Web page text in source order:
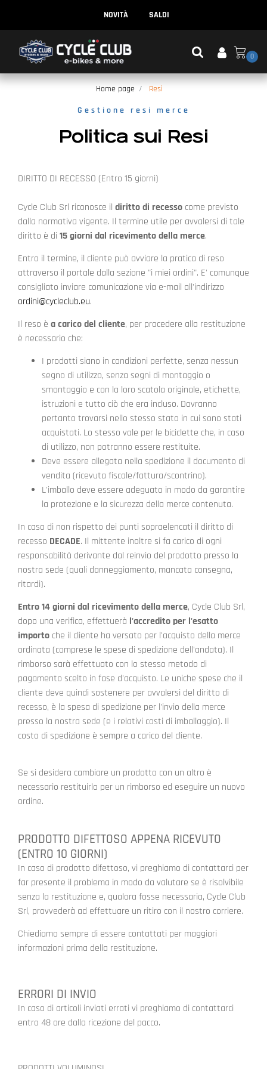
NOVITÀ SALDI
0
Home page Resi
Gestione resi merce
Politica sui Resi
DIRITTO DI RECESSO (Entro 15 giorni)
Cycle Club Srl riconosce il diritto di recesso come previsto
dalla normativa vigente. Il termine utile per avvalersi di tale
diritto è di 15 giorni dal ricevimento della merce.
Entro il termine, il cliente può avviare la pratica di reso
attraverso il portale dalla sezione "i miei ordini". E' comunque
consigliato inviare comunicazione via e-mail all'indirizzo
ordini@cycleclub.eu.
Il reso è a caricodel cliente, per procedere alla restituzione
è necessario che:
I prodotti siano in condizioni perfette, senza nessun
segno di utilizzo, senza segni di montaggio o
smontaggio e con la loro scatola originale, etichette,
istruzioni e tutto ciò che era incluso. Dovranno
pertanto trovarsi nello stesso stato in cui sono stati
acquistati. Lo stesso vale per le biciclette che, in caso
di utilizzo, non potranno essere restituite.
Deve essere allegata nella spedizione il documento di
vendita (ricevuta fiscale/fattura/scontrino).
L'imballo deve essere adeguato in modo da garantire
la protezione e la sicurezza della merce contenuta.
In caso di non rispetto dei punti sopraelencati il diritto di
recesso DECADE. Il mittente inoltre si fa carico di ogni
responsabilità derivante dal reinvio del prodotto presso la
nostra sede (quali danneggiamento, mancata consegna,
ritardi).
Entro 14 giorni dal ricevimento della merce, Cycle Club Srl,
dopo una verifica, effettuerà l'accredito per l'esatto
importo che il cliente ha versato per l'acquisto della merce
ordinata (comprese le spese di spedizione dell'andata). Il
rimborso sarà effettuato con lo stesso metodo di
pagamento scelto in fase d'acquisto. Le uniche spese che il
cliente deve quindi sostenere per avvalersi del diritto di
recesso, è la spesa di spedizione per l'invio della merce
presso la nostra sede (e i relativi costi di imballaggio). Il
costo di spedizione è sempre a carico del cliente.
Se si desidera cambiare un prodotto con un altro è
necessario restituirlo per un rimborso ed eseguire un nuovo
ordine.
PRODOTTO DIFETTOSO APPENA RICEVUTO
(ENTRO 10 GIORNI)
In caso di prodotto difettoso, vi preghiamo di contattarci per
far presente il problema in modo da valutare se è risolvibile
senza la restituzione e, qualora fosse necessaria, Cycle Club
Srl, provvederà ad effettuare un ritiro con il nostro corriere.
Chiediamo sempre di essere contattati per maggiori
informazioni prima della restituzione.
ERRORI DI INVIO
In caso di articoli inviati errati vi preghiamo di contattarci
entro 48 ore dalla ricezione del pacco.